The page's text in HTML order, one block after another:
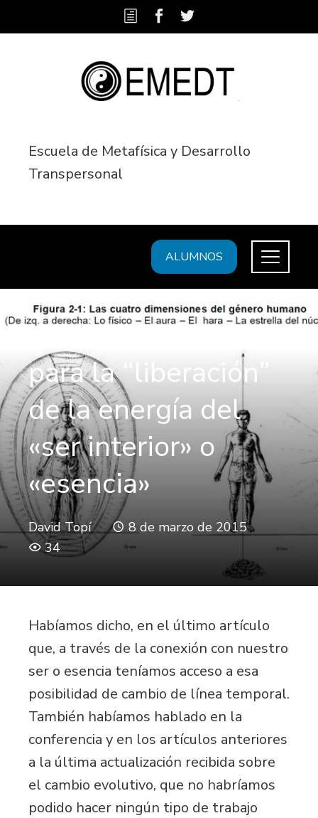
Escuela de Metafísica y Desarrollo
Transpersonal
ALUMNOS
Niveles de trabajo
para la “liberación”
de la energía del
«ser interior» o
«esencia»
David Topí
8 de marzo de 2015
34
Habíamos dicho, en el último artículo
que, a través de la conexión con nuestro
ser o esencia teníamos acceso a esa
posibilidad de cambio de línea temporal.
También habíamos hablado en la
conferencia y en los artículos anteriores
a la última actualización recibida sobre
el cambio evolutivo, que no habríamos
podido hacer ningún tipo de trabajo